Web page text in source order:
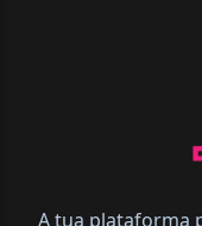
A tua plataforma